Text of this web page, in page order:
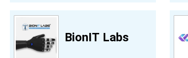
BionIT Labs